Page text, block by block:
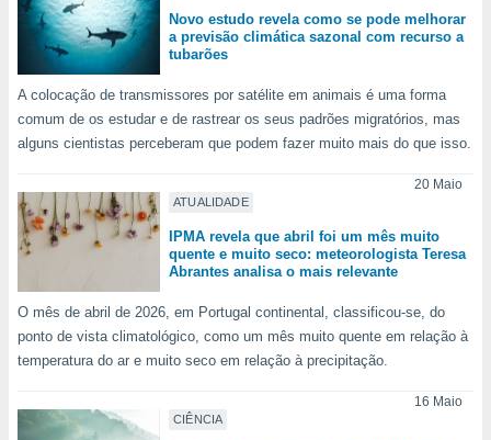
Novo estudo revela como se pode melhorar
a previsão climática sazonal com recurso a
tubarões
A colocação de transmissores por satélite em animais é uma forma
comum de os estudar e de rastrear os seus padrões migratórios, mas
alguns cientistas perceberam que podem fazer muito mais do que isso.
ATUALIDADE
20 Maio
IPMA revela que abril foi um mês muito
quente e muito seco: meteorologista Teresa
Abrantes analisa o mais relevante
O mês de abril de 2026, em Portugal continental, classificou-se, do
ponto de vista climatológico, como um mês muito quente em relação à
temperatura do ar e muito seco em relação à precipitação.
CIÊNCIA
16 Maio